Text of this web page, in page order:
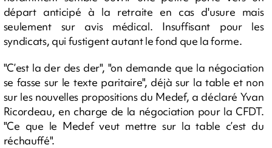
départ anticipé à la retraite en cas d'usure mais
seulement sur avis médical. Insuffisant pour les
syndicats, qui fustigent autant le fond que la forme.
"C’est la der des der", "on demande que la négociation
se fasse sur le texte paritaire", déjà sur la table et non
sur les nouvelles propositions du Medef, a déclaré Yvan
Ricordeau, en charge de la négociation pour la CFDT.
"Ce que le Medef veut mettre sur la table c’est du
réchauffé".